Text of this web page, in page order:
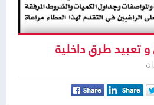
و تعبيد طرق داخلية